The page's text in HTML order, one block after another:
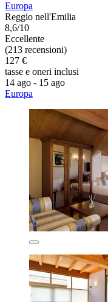
Europa
Reggio nell'Emilia
8,6/10
Eccellente
(213 recensioni)
127 €
tasse e oneri inclusi
14 ago - 15 ago
Europa